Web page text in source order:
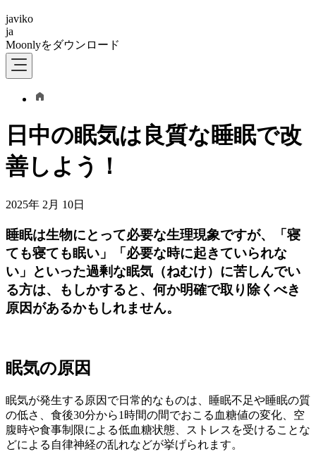
javiko
ja
Moonlyをダウンロード
日中の眠気は良質な睡眠で改
善しよう！
2025年 2月 10日
睡眠は生物にとって必要な生理現象ですが、「寝
ても寝ても眠い」「必要な時に起きていられな
い」といった過剰な眠気（ねむけ）に苦しんでい
る方は、もしかすると、何か明確で取り除くべき
原因があるかもしれません。
眠気の原因
眠気が発生する原因で日常的なものは、睡眠不足や睡眠の質
の低さ、食後30分から1時間の間でおこる血糖値の変化、空
腹時や食事制限による低血糖状態、ストレスを受けることな
どによる自律神経の乱れなどが挙げられます。